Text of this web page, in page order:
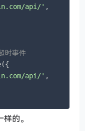
api/' ,
时事件
api/' ,
的。